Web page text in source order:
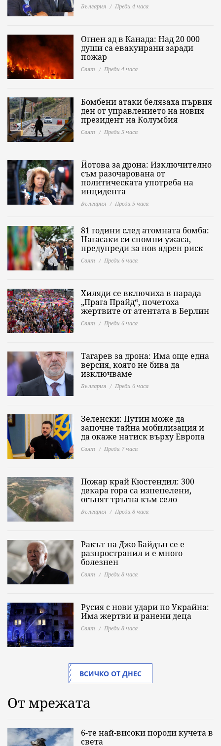
България Преди 4 часа
Огнен ад в Канада: Над 20 000
души са евакуирани заради
пожар
Свят Преди 4 часа
Бомбени атаки белязаха първия
ден от управлението на новия
президент на Колумбия
Свят Преди 5 часа
Йотова за дрона: Изключително
съм разочарована от
политическата употреба на
инцидента
България Преди 5 часа
81 години след атомната бомба:
Нагасаки си спомни ужаса,
предупреди за нов ядрен риск
Свят Преди 6 часа
Хиляди се включиха в парада
„Прага Прайд“, почетоха
жертвите от атентата в Берлин
Свят Преди 6 часа
Тагарев за дрона: Има още една
версия, която не бива да
изключваме
България Преди 6 часа
Зеленски: Путин може да
започне тайна мобилизация и
да окаже натиск върху Европа
Свят Преди 7 часа
Пожар край Кюстендил: 300
декара гора са изпепелени,
огънят тръгна към село
България Преди 8 часа
Ракът на Джо Байдън се е
разпространил и е много
болезнен
Свят Преди 8 часа
Русия с нови удари по Украйна:
Има жертви и ранени деца
Свят Преди 8 часа
ВСИЧКО ОТ ДНЕС
От мрежата
6-те най-високи породи кучета в
света